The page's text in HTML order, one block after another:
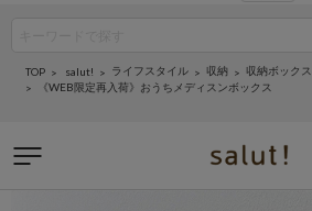
TOP salut! ライフスタイル 収納
収納ボックス
《WEB限定再入荷》おうちメディスンボックス